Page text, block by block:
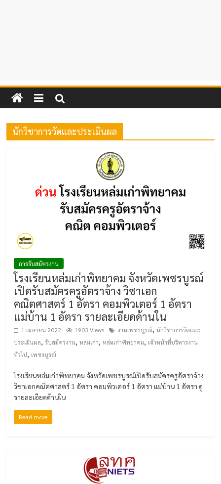
นักวิชาการวัดและประเมินผล
การรับสมัครงาน
โรงเรียนหล่มเก่าพิทยาคม จังหวัดเพชรบูรณ์
เปิดรับสมัครครูอัตราจ้าง วิชาเอก
คณิตศาสตร์ 1 อัตรา คอมพิวเตอร์ 1 อัตรา
แม่บ้าน 1 อัตรา รายละเอียดด้านใน
1 เมษายน 2022 1903 Views งานเพชรบูรณ์,นักวิชาการวัดและ
ประเมินผล,รับสมัครงาน,หล่มเก่า,หล่มเก่าพิทยาคม, เจ้าหน้าที่บริหารงาน
ทั่วไป, เพชรบูรณ์
โรงเรียนหล่มเก่าพิทยาคม จังหวัดเพชรบูรณ์เปิดรับสมัครครูอัตราจ้าง
วิชาเอกคณิตศาสตร์ 1 อัตรา คอมพิวเตอร์ 1 อัตรา แม่บ้าน 1 อัตรา ดู
รายละเอียดด้านใน
Read more